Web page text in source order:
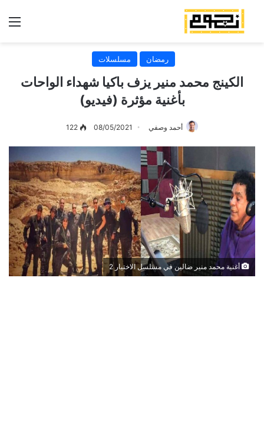
رمضان مسلسلات
الكينج محمد منير يزف باكيا شهداء الواحات
بأغنية مؤثرة (فيديو)
أحمد وصفي 08/05/2021
122
أغنية محمد منير ضالين في مسلسل الاختيار 2